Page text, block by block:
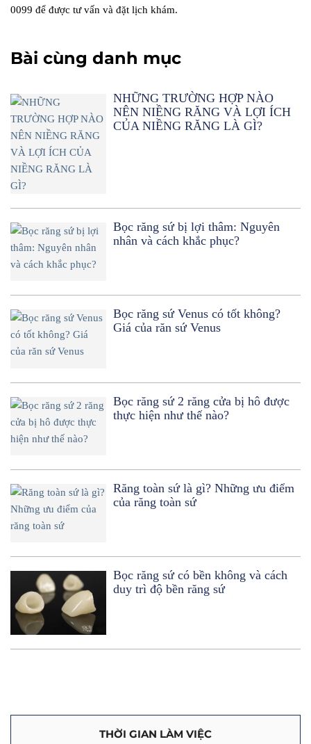
0099 để được tư vấn và đặt lịch khám.
Bài cùng danh mục
NHỮNG TRƯỜNG HỢP NÀO
NÊN NIỀNG RĂNG VÀ LỢI ÍCH
CỦA NIỀNG RĂNG LÀ GÌ?
Bọc răng sứ bị lợi thâm: Nguyên
nhân và cách khắc phục?
Bọc răng sứ Venus có tốt không?
Giá của răn sứ Venus
Bọc răng sứ 2 răng cửa bị hô được
thực hiện như thế nào?
Răng toàn sứ là gì? Những ưu điểm
của răng toàn sứ
Bọc răng sứ có bền không và cách
duy trì độ bền răng sứ
THỜI GIAN LÀM VIỆC